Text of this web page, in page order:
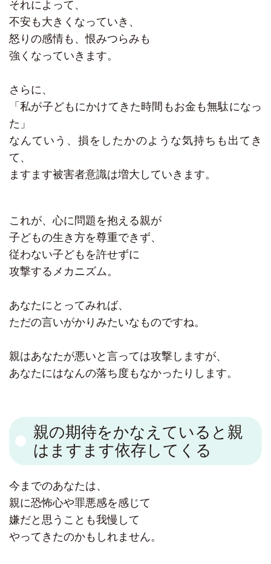
それによって、
不安も大きくなっていき、
怒りの感情も、恨みつらみも
強くなっていきます。
さらに、
「私が子どもにかけてきた時間もお金も無駄になっ
た」
なんていう、損をしたかのような気持ちも出てき
て、
ますます被害者意識は増大していきます。
これが、心に問題を抱える親が
子どもの生き方を尊重できず、
従わない子どもを許せずに
攻撃するメカニズム。
あなたにとってみれば、
ただの言いがかりみたいなものですね。
親はあなたが悪いと言っては攻撃しますが、
あなたにはなんの落ち度もなかったりします。
親の期待をかなえていると親
はますます依存してくる
今までのあなたは、
親に恐怖心や罪悪感を感じて
嫌だと思うことも我慢して
やってきたのかもしれません。